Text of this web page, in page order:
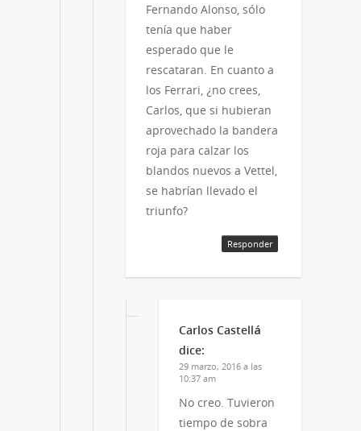
Fernando Alonso, sólo
tenía que haber
esperado que le
rescataran. En cuanto a
los Ferrari, ¿no crees,
Carlos, que si hubieran
aprovechado la bandera
roja para calzar los
blandos nuevos a Vettel,
se habrían llevado el
triunfo?
Responder
Carlos Castellá
dice:
29 marzo, 2016 a las
10:37 am
No creo. Tuvieron
tiempo de sobra